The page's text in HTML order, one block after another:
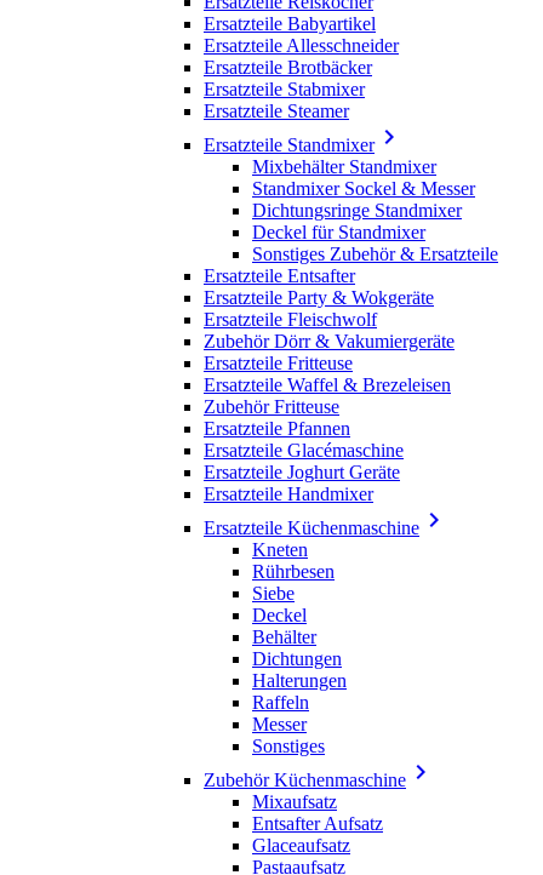
Ersatzteile Babyartikel
Ersatzteile Allesschneider
Ersatzteile Brotbäcker
Ersatzteile Stabmixer
Ersatzteile Steamer
Ersatzteile Standmixer
Mixbehälter Standmixer
Standmixer Sockel & Messer
Dichtungsringe Standmixer
Deckel für Standmixer
Sonstiges Zubehör & Ersatzteile
Ersatzteile Entsafter
Ersatzteile Party & Wokgeräte
Ersatzteile Fleischwolf
Zubehör Dörr & Vakumiergeräte
Ersatzteile Fritteuse
Ersatzteile Waffel & Brezeleisen
Zubehör Fritteuse
Ersatzteile Pfannen
Ersatzteile Glacémaschine
Ersatzteile Joghurt Geräte
Ersatzteile Handmixer
Ersatzteile Küchenmaschine 
Kneten
Rührbesen
Siebe
Deckel
Behälter
Dichtungen
Halterungen
Raffeln
Messer
Sonstiges
Zubehör Küchenmaschine 
Mixaufsatz
Entsafter Aufsatz
Glaceaufsatz
Pastaaufsatz